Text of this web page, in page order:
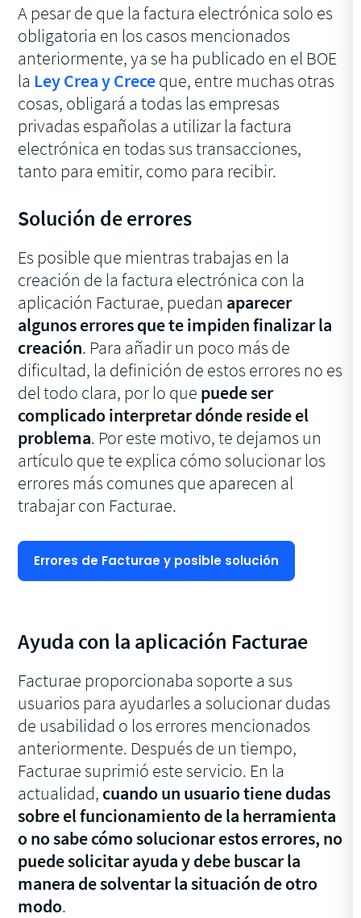
A pesar de que la factura electrónica solo es
obligatoria en los casos mencionados
anteriormente, ya se ha publicado en el BOE
la Ley Crea y Creceque, entre muchas otras
cosas, obligará a todas las empresas
privadas españolas a utilizar la factura
electrónica en todas sus transacciones,
tanto para emitir, como para recibir.
Solución de errores
Es posible que mientras trabajas en la
creación de la factura electrónica con la
aplicación Facturae, puedan aparecer
algunos errores que te impiden finalizar la
creación. Para añadir un poco más de
dificultad, la definición de estos errores no es
del todo clara, por lo que puede ser
complicado interpretar dónde reside el
problema. Por este motivo, te dejamos un
artículo que te explica cómo solucionar los
errores más comunes que aparecen al
trabajar con Facturae.
Errores de Facturae y posible solución
Ayuda con la aplicación Facturae
Facturae proporcionaba soporte a sus
usuarios para ayudarles a solucionar dudas
de usabilidad o los errores mencionados
anteriormente. Después de un tiempo,
Facturae suprimió este servicio. En la
actualidad, cuando un usuario tiene dudas
sobre el funcionamiento de la herramienta
o no sabe cómo solucionar estos errores, no
puede solicitar ayuda y debe buscar la
manera de solventar la situación de otro
modo.